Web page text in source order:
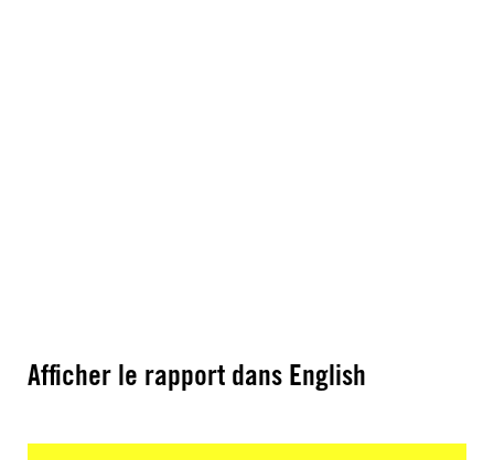
Afficher le rapport dans English